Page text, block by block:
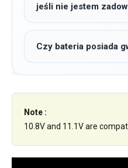
jeśli nie jestem
Czy bateria posiada
Note :
10.8V and 11.1V are